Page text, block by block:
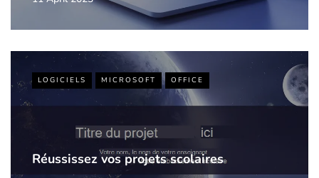
LOGICIELS MICROSOFT OFFICE
Réussissez vos projets scolaires